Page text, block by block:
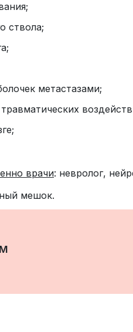
ствола;
метастазами;
врачи: невролог,
мешок.